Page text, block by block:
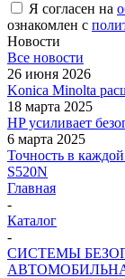
Я согласен на
ознакомлен с
Новости
Все новости
26 июня 2026
Konica Minolta
18 марта 2025
HP усиливает
6 марта 2025
Точность в
S520N
Главная
-
Каталог
-
СИСТЕМЫ